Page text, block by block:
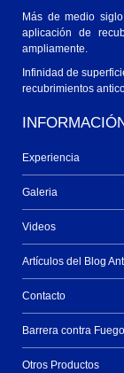
Más de medio
aplicación de
ampliamente.
Infinidad de
recubrimientos
Experiencia
Galeria
Videos
Artículos del Blog
Contacto
Barrera contra Fuego
Otros Productos